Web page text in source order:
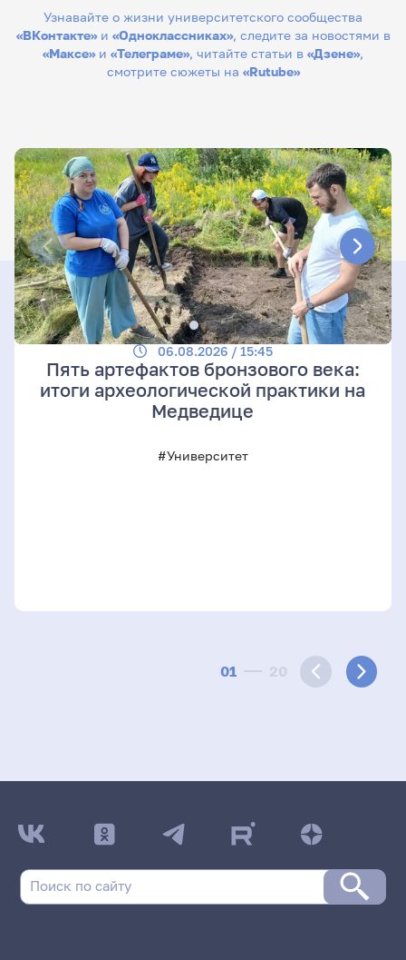
Узнавайте о жизни университетского сообщества
«ВКонтакте»и «Одноклассниках», следите за новостями в
«Максе» и «Телеграме», читайте статьи в «Дзене»,
смотрите сюжеты на «Rutube»
01 20
06.08.2026 / 15:45
Пять артефактов бронзового века:
итоги археологической практики на
Медведице
#Университет